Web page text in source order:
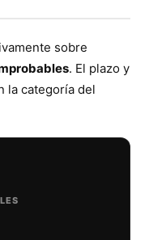
sobre
. El plazo y
la categoría del